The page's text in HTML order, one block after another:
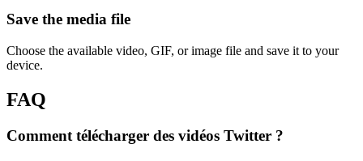
Save the media file
Choose the available video, GIF, or image file and save it to your
device.
FAQ
Comment télécharger des vidéos Twitter ?